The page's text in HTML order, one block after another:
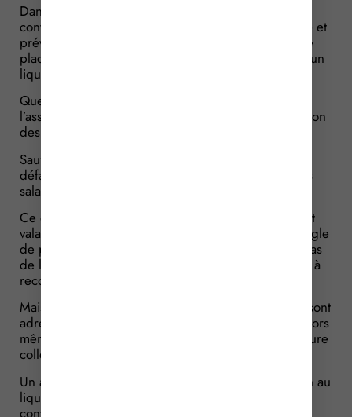
Dans cette affaire, une société souscrit plusieurs
contrats collectifs d’assurance complémentaire santé et
prévoyance au profit de ses salariés. Elle est ensuite
placée en liquidation judiciaire, avec désignation d’un
liquidateur.
Quelques jours après l’ouverture de la liquidation,
l’assureur adresse à la société des lettres de résiliation
des contrats, avec effet à leur échéance annuelle.
Sauf que le liquidateur demande le maintien, ou à
défaut le rétablissement, des garanties au profit des
salariés licenciés pour motif économique.
Ce que refuse l’assureur : selon lui, les contrats sont
valablement résiliés à leur échéance annuelle. La règle
de poursuite des contrats en cours, applicable en cas
de liquidation judiciaire, ne peut donc pas l’obliger à
reconduire ces contrats.
Mais le liquidateur insiste : les lettres de résiliation sont
adressées à la société en liquidation, et non à lui, alors
même qu’il est désigné dans le cadre de la procédure
collective.
Un argument qui convainc le juge, qui donne raison au
liquidateur : lorsqu’un employeur souscripteur d’un
contrat collectif santé/prévoyance est placé en